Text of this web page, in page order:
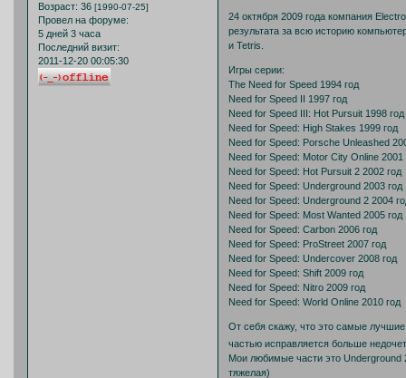
Возраст: 36 [1990-07-25]
Провел на форуме:
5 дней 3 часа
Последний визит:
2011-12-20 00:05:30
24 октября 2009 года компания
результата за всю историю
и Tetris.
Игры серии:
The Need for Speed 1994 год
Need for Speed II 1997 год
Need for Speed III: Hot Pursuit 1998 год
Need for Speed: High Stakes 1999 год
Need for Speed: Porsche Unleashed
Need for Speed: Motor City Online 2001
Need for Speed: Hot Pursuit 2 2002 год
Need for Speed: Underground 2003 год
Need for Speed: Underground 2 2004
Need for Speed: Most Wanted 2005 год
Need for Speed: Carbon 2006 год
Need for Speed: ProStreet 2007 год
Need for Speed: Undercover 2008 год
Need for Speed: Shift 2009 год
Need for Speed: Nitro 2009 год
Need for Speed: World Online 2010 год
От себя скажу, что это самые лучшие
частью исправляется больше
Мои любимые части это Underground
тяжелая)